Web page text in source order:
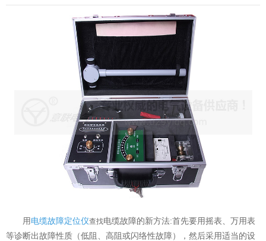
电力安全工器具
自动化
修试辅助设备
意联新品推荐
用电缆故障定位仪查找电缆故障的新方法:首先要用摇表、万用表
等诊断出故障性质（低阻、高阻或闪络性故障），然后采用适当的设